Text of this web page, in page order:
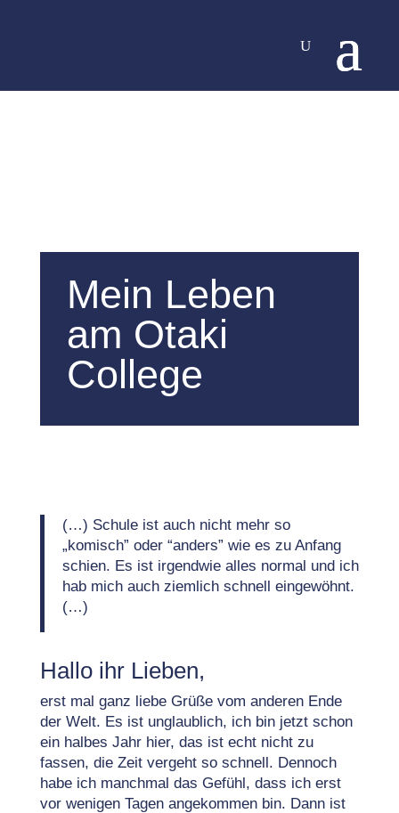
Mein Leben
am Otaki
College
(…) Schule ist auch nicht mehr so
„komisch” oder “anders” wie es zu Anfang
schien. Es ist irgendwie alles normal und ich
hab mich auch ziemlich schnell eingewöhnt.
(…)
Hallo ihr Lieben,
erst mal ganz liebe Grüße vom anderen Ende
der Welt. Es ist unglaublich, ich bin jetzt schon
ein halbes Jahr hier, das ist echt nicht zu
fassen, die Zeit vergeht so schnell. Dennoch
habe ich manchmal das Gefühl, dass ich erst
vor wenigen Tagen angekommen bin. Dann ist